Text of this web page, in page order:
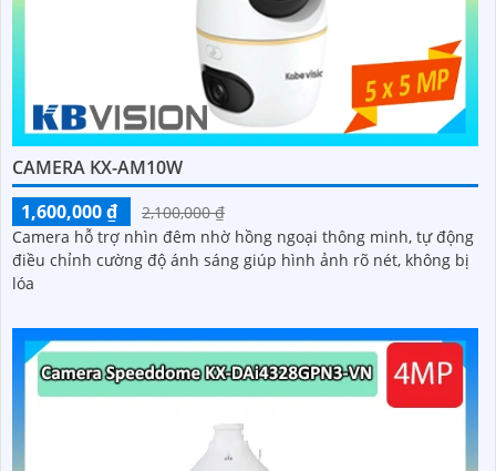
CAMERA KX-AM10W
1,600,000 ₫
2,100,000 ₫
Camera hỗ trợ nhìn đêm nhờ hồng ngoại thông minh, tự động
điều chỉnh cường độ ánh sáng giúp hình ảnh rõ nét, không bị
lóa